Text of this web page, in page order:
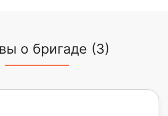
о бригаде (3)